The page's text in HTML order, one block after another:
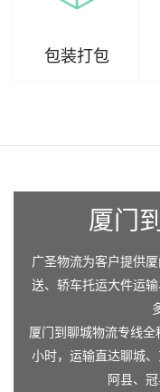
包装打包
厦门
广圣物流为客户提供
送、轿车托运大件运
厦门到聊城物流专线
小时，运输直达聊城、
阿县、